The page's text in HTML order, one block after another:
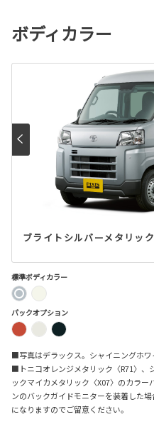
ボディカラー
ブライトシルバーメタリック
標準ボディカラー
パックオプション
■写真はデラックス。シャイニングホ
■トニコオレンジメタリック〈R71〉、
ックマイカメタリック〈X07〉のカラ
ンのバックガイドモニターを装着した
になりますのでご留意ください。